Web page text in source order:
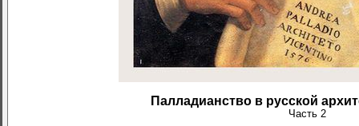
Палладианство в русской
Часть 2